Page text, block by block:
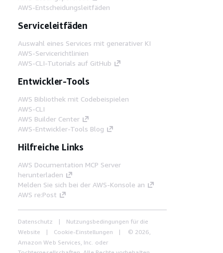
AWS-Entscheidungsleitfäden
Serviceleitfäden
Auswahl eines Services mit generativer KI
AWS-Servicerichtlinien
AWS-CLI-Tutorials auf GitHub
Entwickler-Tools
AWS Bibliothek mit Codebeispielen
AWS-CLI
AWS Builder Center
AWS-Entwickler-Tools Blog
Hilfreiche Links
AWS Documentation MCP Server
herunterladen
Melden Sie sich bei der AWS-Konsole an
AWS re:Post
Datenschutz
Nutzungsbedingungen für die
Website
Cookie-Einstellungen
© 2026,
Amazon Web Services, Inc. oder